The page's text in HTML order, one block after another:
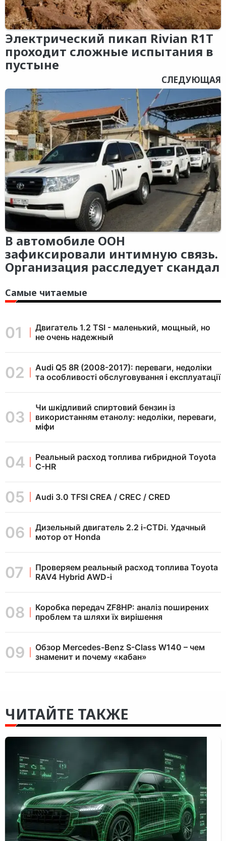
Электрический пикап Rivian R1T
проходит сложные испытания в
пустыне
СЛЕДУЮЩАЯ
В автомобиле ООН
зафиксировали интимную связь.
Организация расследует скандал
Самые читаемые
Двигатель 1.2 TSI - маленький, мощный, но
не очень надежный
Audi Q5 8R (2008-2017): переваги, недоліки
та особливості обслуговування і експлуатації
Чи шкідливий спиртовий бензин із
використанням етанолу: недоліки, переваги,
міфи
Реальный расход топлива гибридной Toyota
C-HR
Audi 3.0 TFSI CREA / CREC / CRED
Дизельный двигатель 2.2 i-CTDi. Удачный
мотор от Honda
Проверяем реальный расход топлива Toyota
RAV4 Hybrid AWD-i
Коробка передач ZF8HP: аналіз поширених
проблем та шляхи їх вирішення
Обзор Mercedes-Benz S-Class W140 – чем
знаменит и почему «кабан»
ЧИТАЙТЕ ТАКЖЕ